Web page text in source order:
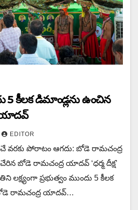
5 కీలక డిమాండ్లను ఉంచిన‌
యాదవ్
EDITOR
వరకు పోరాటం ఆగదు: బోడె రామచంద్ర
బోడె రామచంద్ర యాదవ్ ‘ధర్మ దీక్ష’
లక్ష్యంగా ప్రభుత్వం ముందు 5 కీలక
రామచంద్ర యాదవ్…